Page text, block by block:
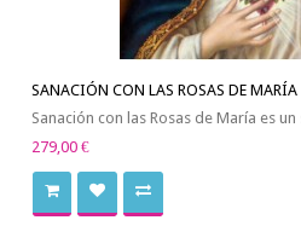
SANACIÓN CON LAS ROSAS DE MARÍA
Sanación con las Rosas de María es
279,00 €